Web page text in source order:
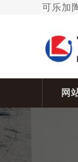
可乐加
网